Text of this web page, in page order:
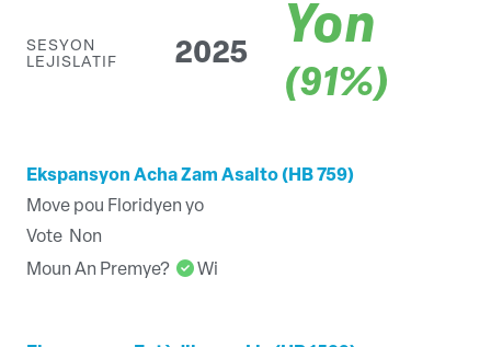
SESYON
LEJISLATIF
2025 Yon
(91%)
Ekspansyon Acha Zam Asalto (HB 759)
Move pou Floridyen yo
Vote Non
Moun An Premye?
Wi